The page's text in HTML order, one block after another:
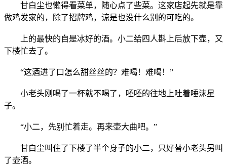
甘白尘也懒得看菜单，随心点了些菜。这家店起先就是靠
做鸡发家的，除了招牌鸡，谅是也没什么别的可吃的。
上的最快的自是冰好的酒。小二给四人斟上后放下壶，又
下楼忙去了。
“这酒进了口怎么甜丝丝的？难喝！难喝！”
小老头刚喝了一杯就不喝了，呸呸的往地上吐着唾沫星
子。
“小二，先别忙着走。再来壶大曲吧。”
甘白尘叫住了下楼了半个身子的小二，只好替小老头另叫
了壶酒。